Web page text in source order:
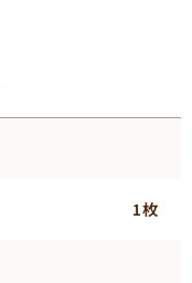
1枚